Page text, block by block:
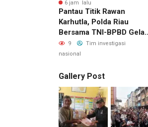
6 jam lalu
Pantau Titik Rawan
Karhutla, Polda Riau
Bersama TNI-BPBD Gelar
Patroli Udara Dan Darat
9
Tim investigasi
nasional
Gallery Post